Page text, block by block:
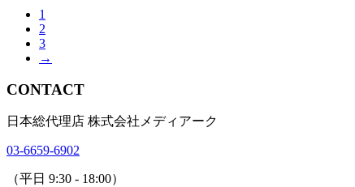
1
2
3
→
CONTACT
日本総代理店 株式会社メディアーク
03-6659-6902
（平日 9:30 - 18:00）